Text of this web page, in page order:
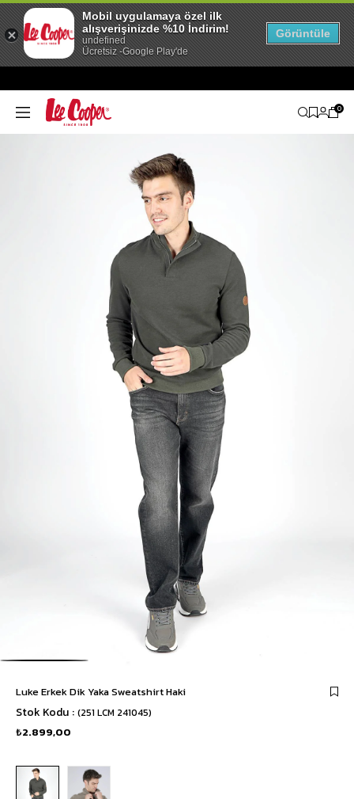
0
Luke Erkek Dik Yaka Sweatshirt Haki
Stok Kodu (251 LCM 241045)
₺2.899,00
Mobil uygulamaya özel ilk
alışverişinizde %10 İndirim!
undefined
Ücretsiz -Google Play'de
Görüntüle